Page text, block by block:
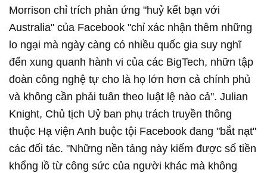
Morrison chỉ trích phản ứng "huỷ kết bạn với
Australia" của Facebook "chỉ xác nhận thêm những
lo ngại mà ngày càng có nhiều quốc gia suy nghĩ
đến xung quanh hành vi của các BigTech, nhữn tập
đoàn công nghệ tự cho là họ lớn hơn cả chính phủ
và không cần phải tuân theo luật lệ nào cả". Julian
Knight, Chủ tịch Uỷ ban phụ trách truyền thông
thuộc Hạ viện Anh buộc tội Facebook đang "bắt nạt"
các đối tác. "Những nền tảng này kiếm được số tiền
khổng lồ từ công sức của người khác mà không